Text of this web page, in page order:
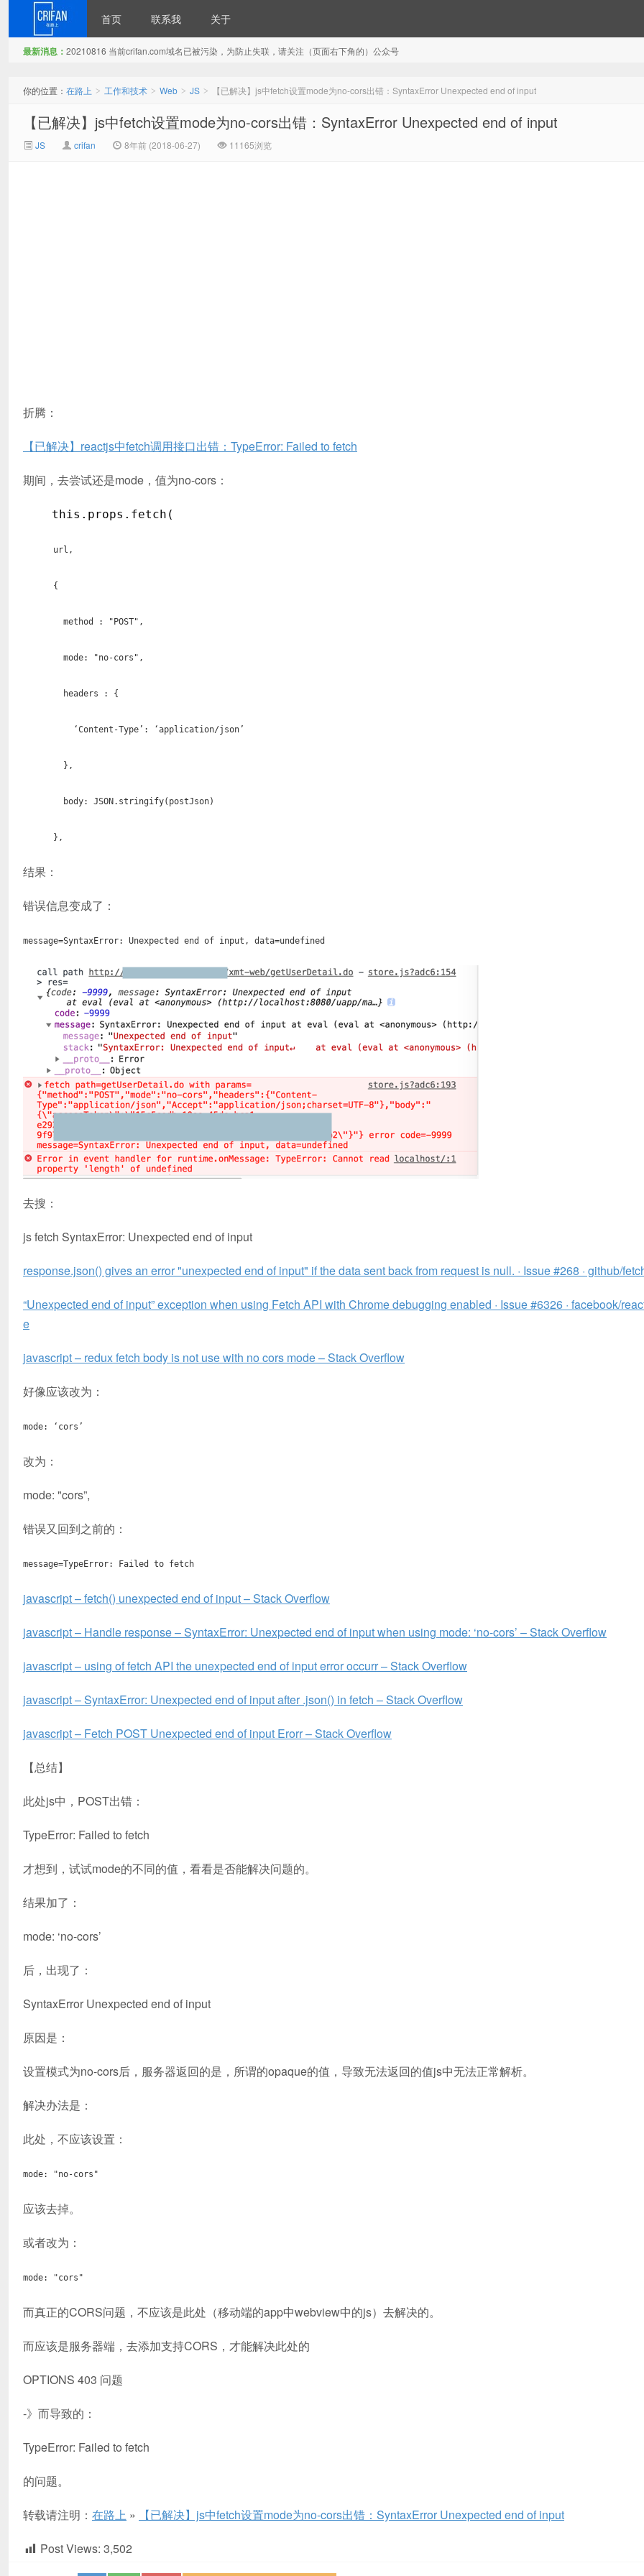
首页 联系我 关于
最新消息： 20210816 当前crifan.com域名已被污染，为防止失联，请关注（页面右下角的）公众号
你的位置： 在路上 > 工作和技术 > Web > JS > 【已解决】js中fetch设置mode为no-cors出错：SyntaxError Unexpected end of input
【已解决】js中fetch设置mode为no-cors出错：SyntaxError Unexpected end of input
JS crifan 8年前 (2018-06-27) 11165浏览
折腾：
【已解决】reactjs中fetch调用接口出错：TypeError: Failed to fetch
期间，去尝试还是mode，值为no-cors：
this.props.fetch(
url,
{
method : "POST",
mode: "no-cors",
headers : {
‘Content-Type’: ‘application/json’
},
body: JSON.stringify(postJson)
},
结果：
错误信息变成了：
message=SyntaxError: Unexpected end of input, data=undefined
去搜：
js fetch SyntaxError: Unexpected end of input
response.json() gives an error "unexpected end of input" if the data sent back from request is null. · Issue #268 · github/
“Unexpected end of input” exception when using Fetch API with Chrome debugging enabled · Issue #6326 · facebook/
e
javascript – redux fetch body is not use with no cors mode – Stack Overflow
好像应该改为：
mode: ‘cors’
改为：
mode: "cors”,
错误又回到之前的：
message=TypeError: Failed to fetch
javascript – fetch() unexpected end of input – Stack Overflow
javascript – Handle response – SyntaxError: Unexpected end of input when using mode: ‘no-cors’ – Stack Overflow
javascript – using of fetch API the unexpected end of input error occurr – Stack Overflow
javascript – SyntaxError: Unexpected end of input after .json() in fetch – Stack Overflow
javascript – Fetch POST Unexpected end of input Erorr – Stack Overflow
【总结】
此处js中，POST出错：
TypeError: Failed to fetch
才想到，试试mode的不同的值，看看是否能解决问题的。
结果加了：
mode: ‘no-cors’
后，出现了：
SyntaxError Unexpected end of input
原因是：
设置模式为no-cors后，服务器返回的是，所谓的opaque的值，导致无法返回的值js中无法正常解析。
解决办法是：
此处，不应该设置：
mode: "no-cors"
应该去掉。
或者改为：
mode: "cors"
而真正的CORS问题，不应该是此处（移动端的app中webview中的js）去解决的。
而应该是服务器端，去添加支持CORS，才能解决此处的
OPTIONS 403 问题
-》而导致的：
TypeError: Failed to fetch
的问题。
转载请注明： 在路上 » 【已解决】js中fetch设置mode为no-cors出错：SyntaxError Unexpected end of input
Post Views: 3,502